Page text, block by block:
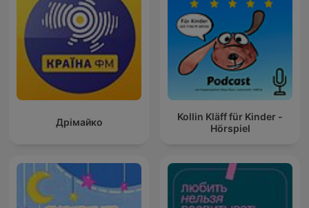
Дрімайко
Kollin Kläff für Kinder -
Hörspiel